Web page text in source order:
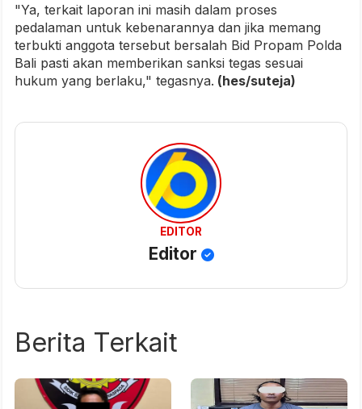
"Ya, terkait laporan ini masih dalam proses
pedalaman untuk kebenarannya dan jika memang
terbukti anggota tersebut bersalah Bid Propam Polda
Bali pasti akan memberikan sanksi tegas sesuai
hukum yang berlaku," tegasnya. (hes/suteja)
EDITOR
Editor
Berita Terkait